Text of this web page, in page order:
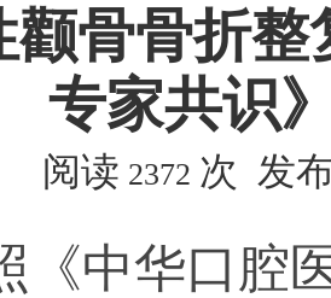
颧骨骨折
专家共识
阅读 2372 次 发
中华口腔医